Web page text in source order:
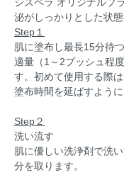
シスペラ オリジナルプ
泌がしっかりとした状
Step１
肌に塗布し最長15分待つ
適量（1～2プッシュ程
す。初めて使用する際
塗布時間を延ばすよう
Step２
洗い流す
肌に優しい洗浄剤で洗
分を取ります。